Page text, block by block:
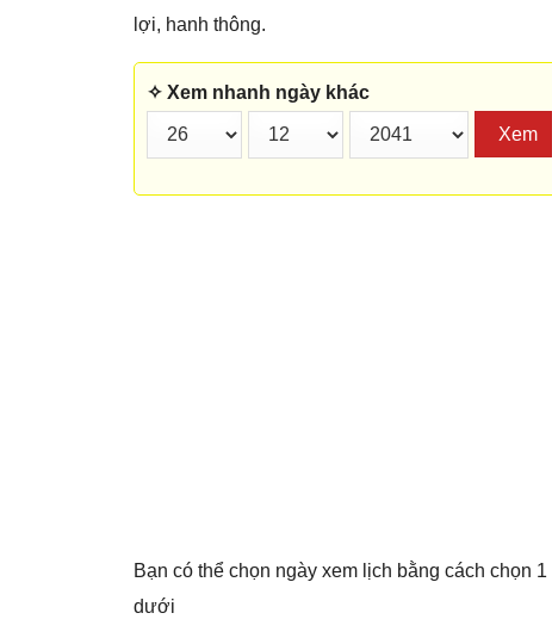
lợi, hanh thông.
✧ Xem nhanh ngày khác
Xem
Bạn có thể chọn ngày xem lịch bằng cách chọn
dưới